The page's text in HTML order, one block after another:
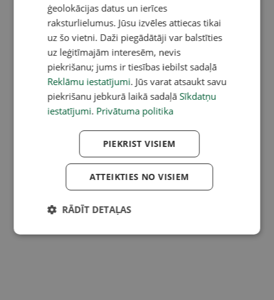
ģeolokācijas datus un ierīces
raksturlielumus. Jūsu izvēles attiecas tikai
uz šo vietni. Daži piegādātāji var balstīties
uz leģitīmajām interesēm, nevis
piekrišanu; jums ir tiesības iebilst sadaļā
Reklāmu iestatījumi. Jūs varat atsaukt savu
piekrišanu jebkurā laikā sadaļā Sīkdatņu
iestatījumi. Privātuma politika
PIEKRIST VISIEM
ATTEIKTIES NO VISIEM
RĀDĪT DETAĻAS